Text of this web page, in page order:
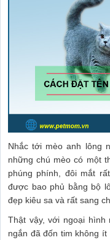
Nhắc tới mèo anh lông
những chú mèo có một
phúng phính, đôi mắt
được bao phủ bằng bộ
đẹp kiêu sa và rất sang
Thật vậy, với ngoại hình
ngắn đã đốn tim không